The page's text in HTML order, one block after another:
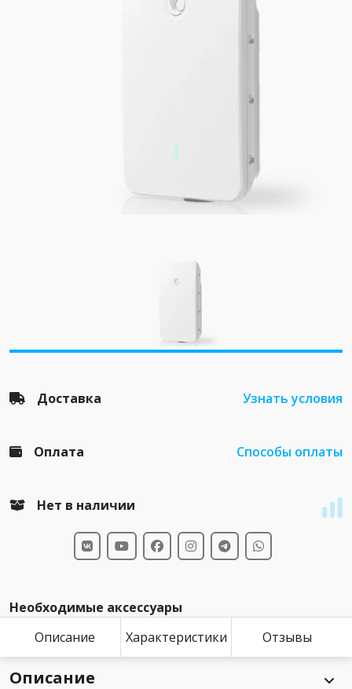
Доставка Узнать условия
Оплата Способы оплаты
Нет в наличии
Необходимые аксессуары
Описание
Характеристики Отзывы
Описание